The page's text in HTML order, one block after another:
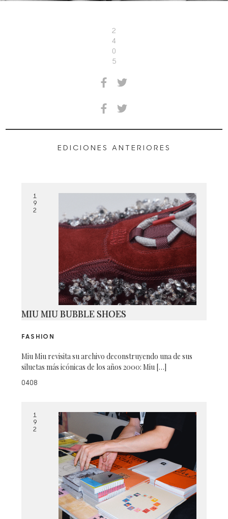
2
4
0
5
EDICIONES ANTERIORES
1
9
2
MIU MIU BUBBLE SHOES
FASHION
Miu Miu revisita su archivo deconstruyendo una de sus
siluetas más icónicas de los años 2000: Miu […]
0408
1
9
2